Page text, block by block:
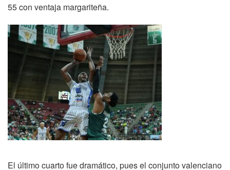
55 con ventaja margariteña.
El último cuarto fue dramático, pues el conjunto valenciano